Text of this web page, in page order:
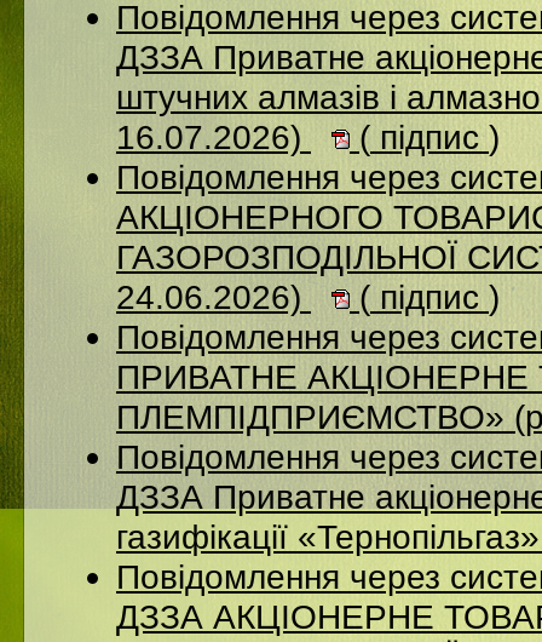
Повідомлення через
ДЗЗА Приватне
штучних алмазів і
16.07.2026)
( підпис)
Повідомлення через
АКЦІОНЕРНОГО
ГАЗОРОЗПОДІЛЬНОЇ
24.06.2026)
( підпис )
Повідомлення через
ПРИВАТНЕ АКЦІОНЕРНЕ
ПЛЕМПІДПРИЄМСТВО»
Повідомлення через
ДЗЗА Приватне
газифікації
Повідомлення через
ДЗЗА АКЦІОНЕРНЕ